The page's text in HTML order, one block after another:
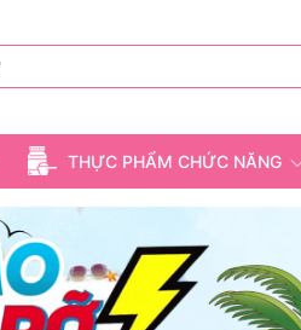
THỰC PHẨM CHỨC NĂNG